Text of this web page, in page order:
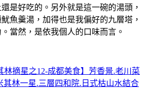
是好吃的。另外就是這一碗的湯頭，
魚羹湯，加得也是我偏好的九層塔，
當然，是依我個人的口味而言。
林摘星之12-成都美食】芳香景.老川菜
其林一星.三層四和院.日式枯山水結合